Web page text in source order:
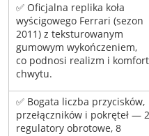
✅ Oficjalna replika koła
wyścigowego Ferrari (sezon
2011) z teksturowanym
gumowym wykończeniem,
co podnosi realizm i komfort
chwytu.
✅ Bogata liczba przycisków,
przełączników i pokręteł — 2
regulatory obrotowe, 8